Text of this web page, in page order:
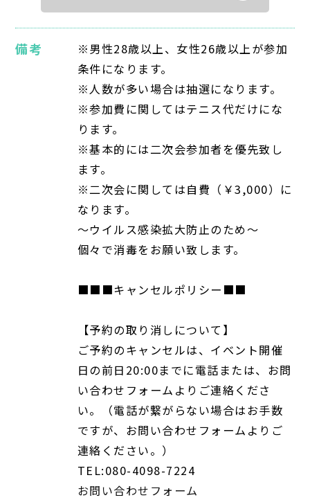
備考
※男性28歳以上、女性26歳以上が参加
条件になります。
※人数が多い場合は抽選になります。
※参加費に関してはテニス代だけにな
ります。
※基本的には二次会参加者を優先致し
ます。
※二次会に関しては自費（￥3,000）に
なります。
～ウイルス感染拡大防止のため～
個々で消毒をお願い致します。
■■■キャンセルポリシー■■
【予約の取り消しについて】
ご予約のキャンセルは、イベント開催
日の前日20:00までに電話または、お問
い合わせフォームよりご連絡くださ
い。（電話が繋がらない場合はお手数
ですが、お問い合わせフォームよりご
連絡ください。）
TEL:080-4098-7224
お問い合わせフォーム